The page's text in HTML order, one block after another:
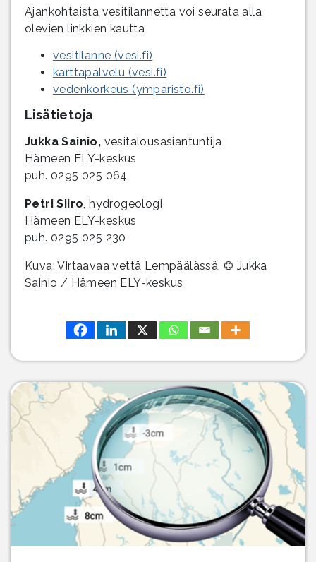
Ajankohtaista vesitilannetta voi seurata alla
olevien linkkien kautta
vesitilanne (vesi.fi)
karttapalvelu (vesi.fi)
vedenkorkeus (ymparisto.fi)
Lisätietoja
Jukka Sainio, vesitalousasiantuntija
Hämeen ELY-keskus
puh. 0295 025 064
Petri Siiro, hydrogeologi
Hämeen ELY-keskus
puh. 0295 025 230
Kuva: Virtaavaa vettä Lempäälässä. © Jukka
Sainio / Hämeen ELY-keskus